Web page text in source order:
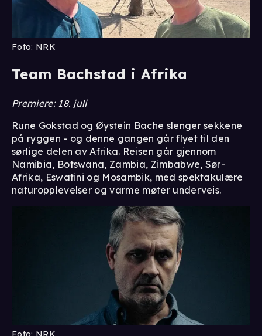
Foto: NRK
Team Bachstad i Afrika
Premiere: 18. juli
Rune Gokstad og Øystein Bache slenger sekkene
på ryggen - og denne gangen går flyet til den
sørlige delen av Afrika. Reisen går gjennom
Namibia, Botswana, Zambia, Zimbabwe, Sør-
Afrika, Eswatini og Mosambik, med spektakulære
naturopplevelser og varme møter underveis.